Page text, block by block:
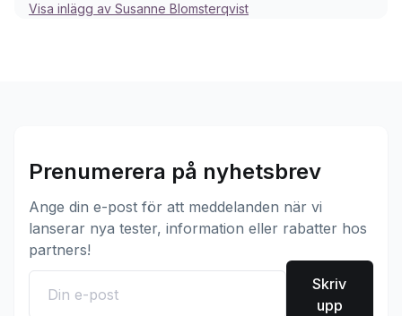
Visa inlägg av Susanne Blomsterqvist
Prenumerera på nyhetsbrev
Ange din e-post för att meddelanden när vi
lanserar nya tester, information eller rabatter hos
partners!
Skriv
upp